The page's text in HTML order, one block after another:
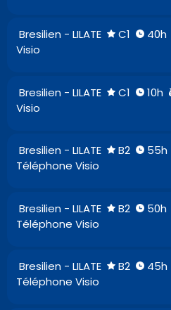
Bresilien - LILATE C1 40h
Visio
Bresilien - LILATE C1 10h
Visio
Bresilien - LILATE B2 55h
Téléphone Visio
Bresilien - LILATE B2 50h
Téléphone Visio
Bresilien - LILATE B2 45h
Téléphone Visio